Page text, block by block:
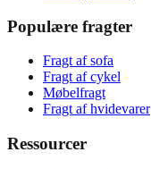
Populære fragter
Fragt af sofa
Fragt af cykel
Møbelfragt
Fragt af hvidevarer
Ressourcer